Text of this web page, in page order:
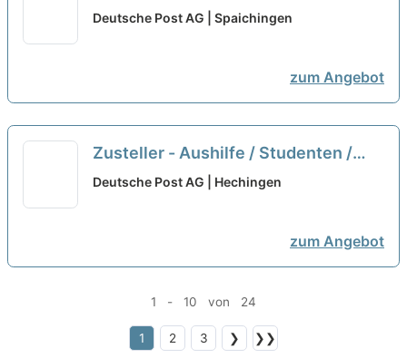
(m/w/d) neu
Deutsche Post AG | Spaichingen
zum Angebot
Zusteller - Aushilfe / Studenten /
Abrufkraft (m/w/d) neu
Deutsche Post AG | Hechingen
zum Angebot
1 - 10 von 24
1 2 3 ❯ ❯❯